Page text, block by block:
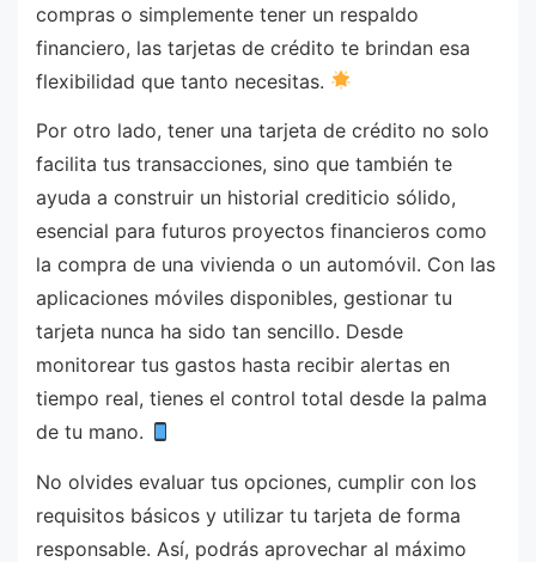
compras o simplemente tener un respaldo
financiero, las tarjetas de crédito te brindan esa
flexibilidad que tanto necesitas.
Por otro lado, tener una tarjeta de crédito no solo
facilita tus transacciones, sino que también te
ayuda a construir un historial crediticio sólido,
esencial para futuros proyectos financieros como
la compra de una vivienda o un automóvil. Con las
aplicaciones móviles disponibles, gestionar tu
tarjeta nunca ha sido tan sencillo. Desde
monitorear tus gastos hasta recibir alertas en
tiempo real, tienes el control total desde la palma
de tu mano.
No olvides evaluar tus opciones, cumplir con los
requisitos básicos y utilizar tu tarjeta de forma
responsable. Así, podrás aprovechar al máximo